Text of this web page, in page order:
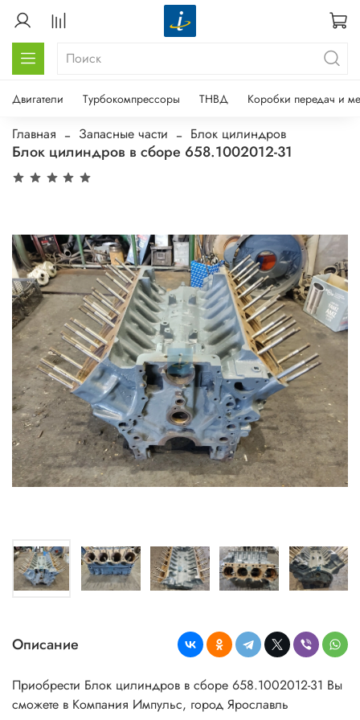
Двигатели Турбокомпрессоры ТНВД Коробки передач и
Главная Запасные части Блок цилиндров
Блок цилиндров в сборе 658.1002012-31
Описание
Приобрести Блок цилиндров в сборе 658.1002012-31 Вы
сможете в Компания Импульс, город Ярославль